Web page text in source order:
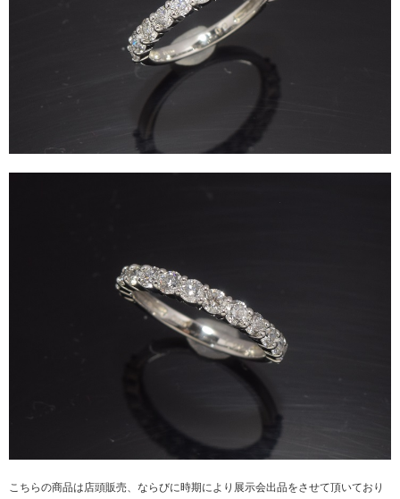
こちらの商品は店頭販売、ならびに時期により展示会出品をさせて頂いており